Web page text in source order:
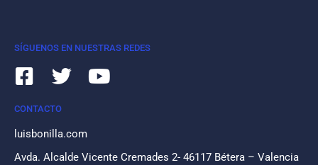
SÍGUENOS EN NUESTRAS REDES
CONTACTO
luisbonilla.com
Avda. Alcalde Vicente Cremades 2- 46117 Bétera – Valencia